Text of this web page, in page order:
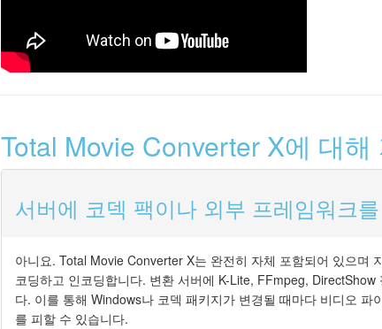
Total Movie Converter X에 대
서버에 코덱 팩이나 외부 프레임워크
아니요. Total Movie Converter X는 완전히 자체 포함되어 있으며
코딩하고 인코딩합니다. 변환 서버에 K-Lite, FFmpeg,
다. 이를 통해 Windows나 코덱 패키지가 변경될 때마다 비디오 파
를 피할 수 있습니다.